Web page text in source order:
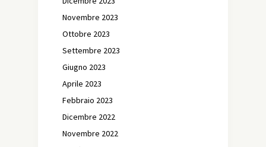
Novembre 2023
Ottobre 2023
Settembre 2023
Giugno 2023
Aprile 2023
Febbraio 2023
Dicembre 2022
Novembre 2022